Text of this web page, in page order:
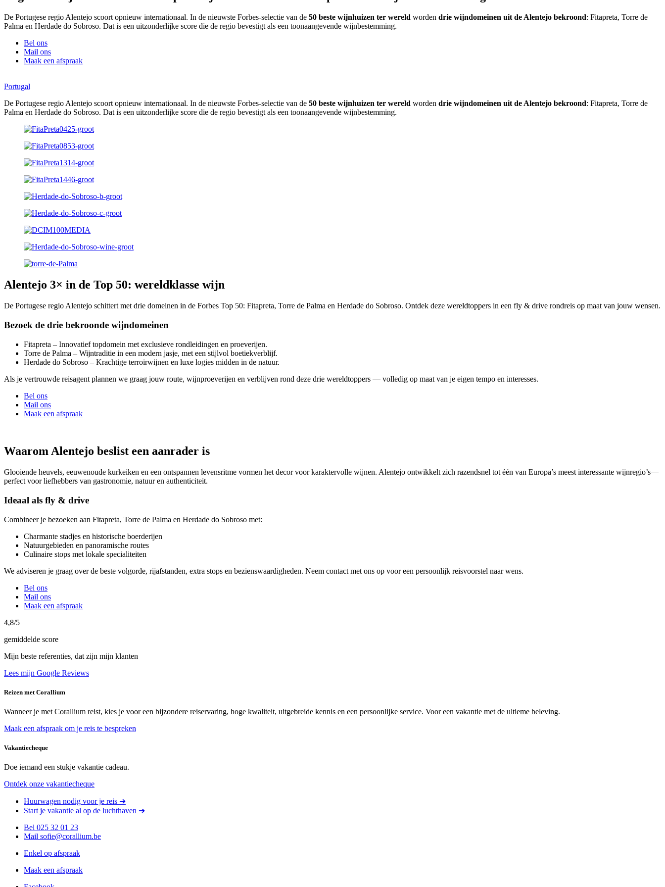
De Portugese regio Alentejo scoort opnieuw internationaal. In de nieuwste Forbes-selectie van de 50 beste wijnhuizen ter wereld worden drie wijndomeinen uit de Alentejo bekroond: Fitapreta, Torre de
Palma en Herdade do Sobroso. Dat is een uitzonderlijke score die de regio bevestigt als een toonaangevende wijnbestemming.
Bel ons
Mail ons
Maak een afspraak
Portugal
De Portugese regio Alentejo scoort opnieuw internationaal. In de nieuwste Forbes-selectie van de 50 beste wijnhuizen ter wereld worden drie wijndomeinen uit de Alentejo bekroond: Fitapreta, Torre de
Palma en Herdade do Sobroso. Dat is een uitzonderlijke score die de regio bevestigt als een toonaangevende wijnbestemming.
Alentejo 3× in de Top 50: wereldklasse wijn
De Portugese regio Alentejo schittert met drie domeinen in de Forbes Top 50: Fitapreta, Torre de Palma en Herdade do Sobroso. Ontdek deze wereldtoppers in een fly & drive rondreis op maat van jouw wensen.
Bezoek de drie bekroonde wijndomeinen
Fitapreta – Innovatief topdomein met exclusieve rondleidingen en proeverijen.
Torre de Palma – Wijntraditie in een modern jasje, met een stijlvol boetiekverblijf.
Herdade do Sobroso – Krachtige terroirwijnen en luxe logies midden in de natuur.
Als je vertrouwde reisagent plannen we graag jouw route, wijnproeverijen en verblijven rond deze drie wereldtoppers — volledig op maat van je eigen tempo en interesses.
Bel ons
Mail ons
Maak een afspraak
Waarom Alentejo beslist een aanrader is
Glooiende heuvels, eeuwenoude kurkeiken en een ontspannen levensritme vormen het decor voor karaktervolle wijnen. Alentejo ontwikkelt zich razendsnel tot één van Europa’s meest interessante wijnregio’s—
perfect voor liefhebbers van gastronomie, natuur en authenticiteit.
Ideaal als fly & drive
Combineer je bezoeken aan Fitapreta, Torre de Palma en Herdade do Sobroso met:
Charmante stadjes en historische boerderijen
Natuurgebieden en panoramische routes
Culinaire stops met lokale specialiteiten
We adviseren je graag over de beste volgorde, rijafstanden, extra stops en bezienswaardigheden. Neem contact met ons op voor een persoonlijk reisvoorstel naar wens.
Bel ons
Mail ons
Maak een afspraak
4,8/5
gemiddelde score
Mijn beste referenties, dat zijn mijn klanten
Lees mijn Google Reviews
Reizen met Corallium
Wanneer je met Corallium reist, kies je voor een bijzondere reiservaring, hoge kwaliteit, uitgebreide kennis en een persoonlijke service. Voor een vakantie met de ultieme beleving.
Maak een afspraak om je reis te bespreken
Vakantiecheque
Doe iemand een stukje vakantie cadeau.
Ontdek onze vakantiecheque
Huurwagen nodig voor je reis ➔
Start je vakantie al op de luchthaven ➔
Bel 025 32 01 23
Mail sofie@corallium.be
Enkel op afspraak
Maak een afspraak